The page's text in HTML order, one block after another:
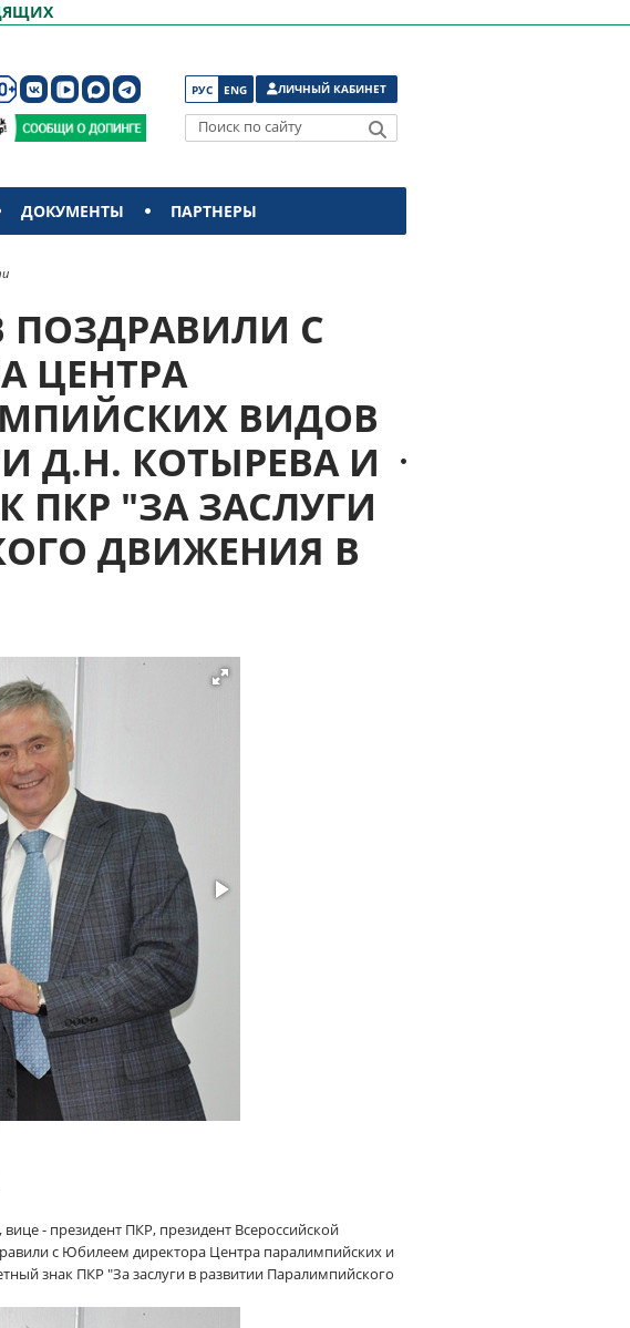
РУС ENG ЛИЧНЫЙ КАБИНЕТ
Поиск по сайту
ДОКУМЕНТЫ ПАРТНЕРЫ
ПОЗДРАВИЛИ С
ЦЕНТРА
ВИДОВ
Д.Н. КОТЫРЕВА И
ПКР "ЗА ЗАСЛУГИ
ДВИЖЕНИЯ В
, вице - президент ПКР, президент Всероссийской
с Юбилеем директора Центра паралимпийских и
знак ПКР "За заслуги в развитии Паралимпийского